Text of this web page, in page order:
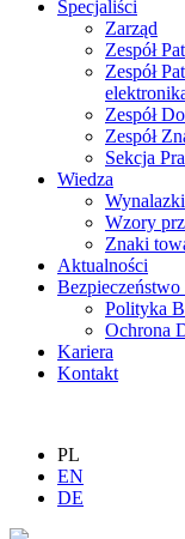
Specjaliści
Zarząd
Zespół
Zespół
Zespół
Zespół
Sekcja
Wiedza
Wzory
Znaki
Aktualności
Polityka
Ochrona
Kariera
Kontakt
PL
EN
DE